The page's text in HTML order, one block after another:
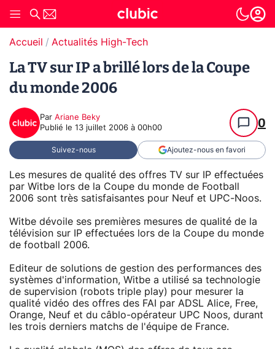
Accueil Actualités High-Tech
La TV sur IP a brillé lors de la Coupe
du monde 2006
Par Ariane Beky
Publié le 13 juillet 2006 à 00h00 0
Suivez-nous Ajoutez-nous en favori
Les mesures de qualité des offres TV sur IP effectuées
par Witbe lors de la Coupe du monde de Football
2006 sont très satisfaisantes pour Neuf et UPC-Noos.
Witbe dévoile ses premières mesures de qualité de la
télévision sur IP effectuées lors de la Coupe du monde
de football 2006.
Editeur de solutions de gestion des performances des
systèmes d'information, Witbe a utilisé sa technologie
de supervision (robots triple play) pour mesurer la
qualité vidéo des offres des FAI par ADSL Alice, Free,
Orange, Neuf et du câblo-opérateur UPC Noos, durant
les trois derniers matchs de l'équipe de France.